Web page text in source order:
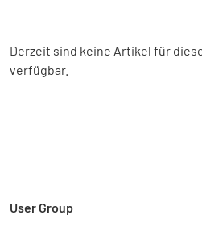
Derzeit sind keine Artikel für
verfügbar.
User Group